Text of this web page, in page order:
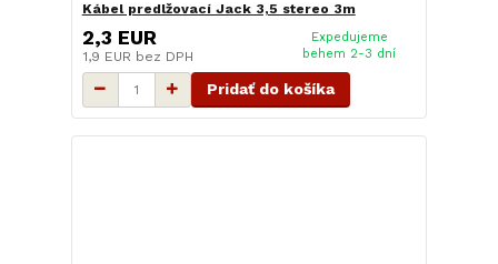
Kábel predlžovací Jack 3,5 stereo 3m
2,3 EUR
1,9 EUR bez DPH
Expedujeme
behem 2-3 dní
Pridať do košíka